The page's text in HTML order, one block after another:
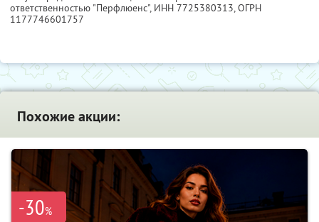
ответственностью "Перфлюенс", ИНН 7725380313, ОГРН
1177746601757
Похожие акции:
-30%